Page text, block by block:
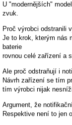
U "modernějších"
zvuk.
Proč výrobci odstranili
Je to krok, kterým nás
baterie
rovnou celé zařízení a
Ale proč odstraňují i
Návrh zařízení se tím
tím výrobci nijak
Argument, že
Respektive není to jen